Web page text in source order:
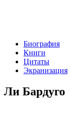
Биография
Книги
Цитаты
Экранизация
Ли Бардуго